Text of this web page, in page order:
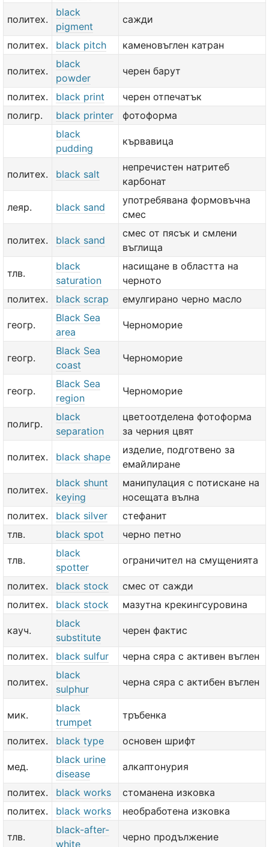
политех.
black
pigment
сажди
политех. black pitch каменовъглен катран
политех.
black
powder
черен барут
политех. black print
черен отпечатък
полигр.
black printer
фотоформа
black
pudding
кървавица
политех. black salt
непречистен натритеб
карбонат
леяр. black sand
употребявана формовъчна
смес
политех. black sand
смес от пясък и смлени
въглища
тлв.
black
saturation
насищане в областта на
черното
политех.
black scrap емулгирано черно масло
геогр.
Black Sea
area
Черноморие
геогр.
Black Sea
coast
Черноморие
геогр.
Black Sea
region
Черноморие
полигр.
black
separation
цветоотделена фотоформа
за черния цвят
политех. black shape
изделие, подготвено за
емайлиране
политех.
black shunt
keying
манипулация с потискане на
носещата вълна
политех.
black silver
стефанит
тлв.
black spot черно петно
тлв.
black
spotter
ограничител на смущенията
политех. black stock
смес от сажди
политех.
black stock мазутна крекингсуровина
кауч.
black
substitute
черен фактис
политех. black sulfur черна сяра с активен въглен
политех.
black
sulphur
черна сяра с актибен въглен
мик.
black
trumpet
тръбенка
политех. black type основен шрифт
мед.
black urine
disease
алкаптонурия
политех. black works
стоманена изковка
политех.
black works необработена изковка
тлв.
black-after-
white
черно продължение